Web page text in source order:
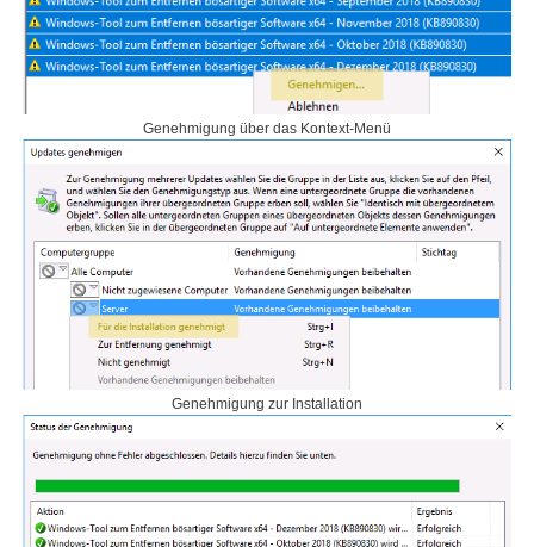
Genehmigung über das Kontext-Menü
Genehmigung zur Installation